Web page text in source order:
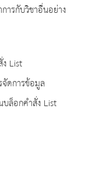
รกับวิชาอื่นอย่าง
จริง
List
จัดการข้อมูล
บล็อกคำสั่ง List